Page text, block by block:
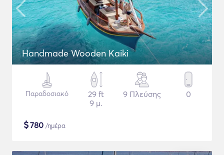
Handmade Wooden Kaiki
Παραδοσιακό
29 ft
9 μ.
9 Πλεύσης 0
$780 /ημέρα